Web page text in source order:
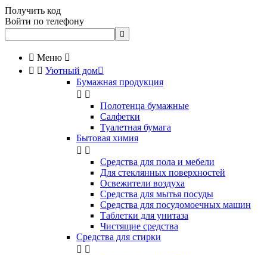
Получить код
Войти по телефону

 Меню 
  Уютный дом
Бумажная продукция
 
Полотенца бумажные
Салфетки
Туалетная бумага
Бытовая химия
 
Cредства для пола и мебели
Для стеклянных поверхностей
Освежители воздуха
Средства для мытья посуды
Средства для посудомоечных машин
Таблетки для унитаза
Чистящие средства
Средства для стирки
 